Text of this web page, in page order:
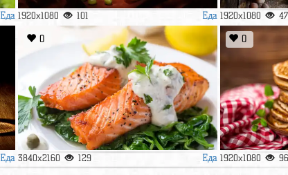
Еда 1920x1080 101 Еда 1920x1080 47
Еда
0
3840x2160 129 Еда
0
1920x1080 96